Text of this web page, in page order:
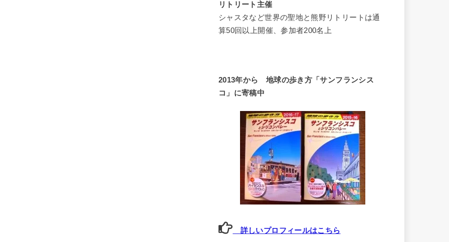
リトリート主催
シャスタなど世界の聖地と熊野リトリートは通
算50回以上開催、参加者200名上
2013年から 地球の歩き方「サンフランシス
コ」に寄稿中
詳しいプロフィールはこちら